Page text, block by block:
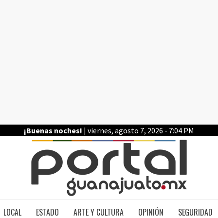
¡Buenas noches! | viernes, agosto 7, 2026 - 7:04 PM
LOCAL ESTADO ARTE Y CULTURA OPINIÓN SEGURIDAD